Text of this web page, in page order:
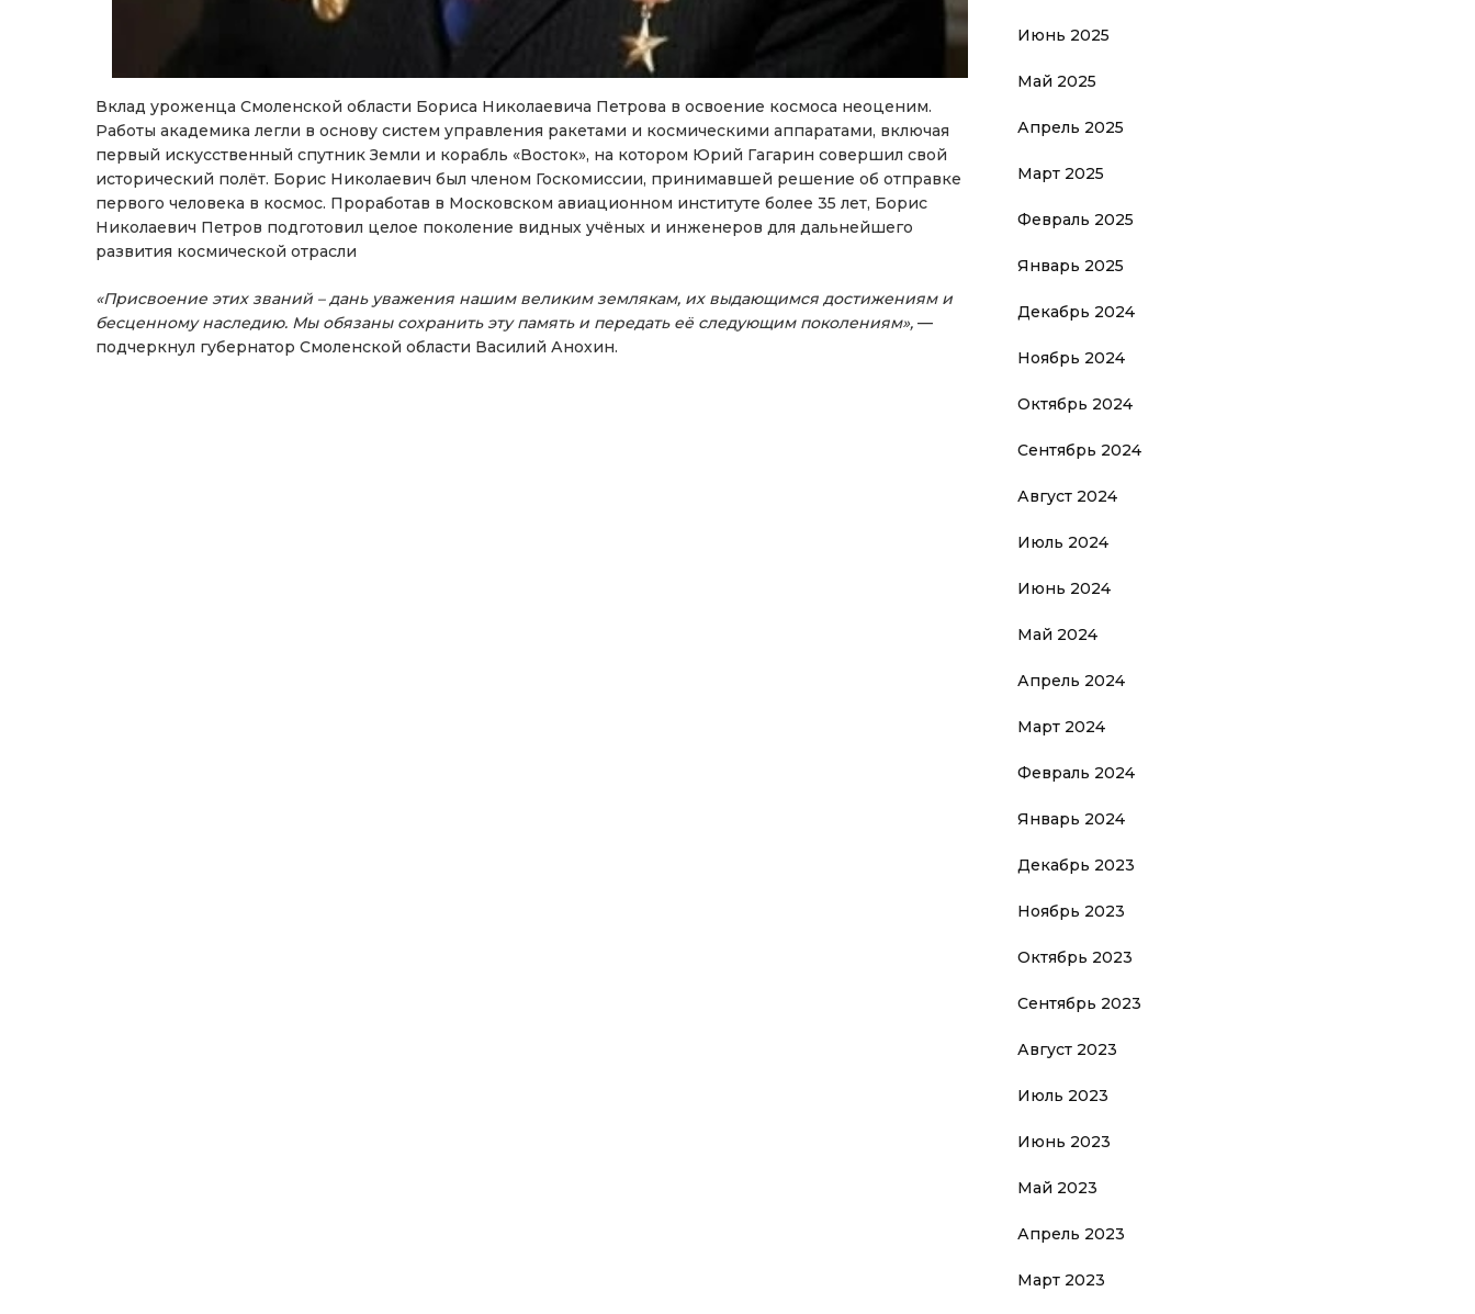
Вклад уроженца Смоленской области Бориса Николаевича Петрова в освоение космоса неоценим.
Работы академика легли в основу систем управления ракетами и космическими аппаратами, включая
первый искусственный спутник Земли и корабль «Восток», на котором Юрий Гагарин совершил свой
исторический полёт. Борис Николаевич был членом Госкомиссии, принимавшей решение об отправке
первого человека в космос. Проработав в Московском авиационном институте более 35 лет, Борис
Николаевич Петров подготовил целое поколение видных учёных и инженеров для дальнейшего
развития космической отрасли
«Присвоение этих званий – дань уважения нашим великим землякам, их выдающимся достижениям и
бесценному наследию. Мы обязаны сохранить эту память и передать её следующим поколениям», —
подчеркнул губернатор Смоленской области Василий Анохин.
Июнь 2025
Май 2025
Апрель 2025
Март 2025
Февраль 2025
Январь 2025
Декабрь 2024
Ноябрь 2024
Октябрь 2024
Сентябрь 2024
Август 2024
Июль 2024
Июнь 2024
Май 2024
Апрель 2024
Март 2024
Февраль 2024
Январь 2024
Декабрь 2023
Ноябрь 2023
Октябрь 2023
Сентябрь 2023
Август 2023
Июль 2023
Июнь 2023
Май 2023
Апрель 2023
Март 2023